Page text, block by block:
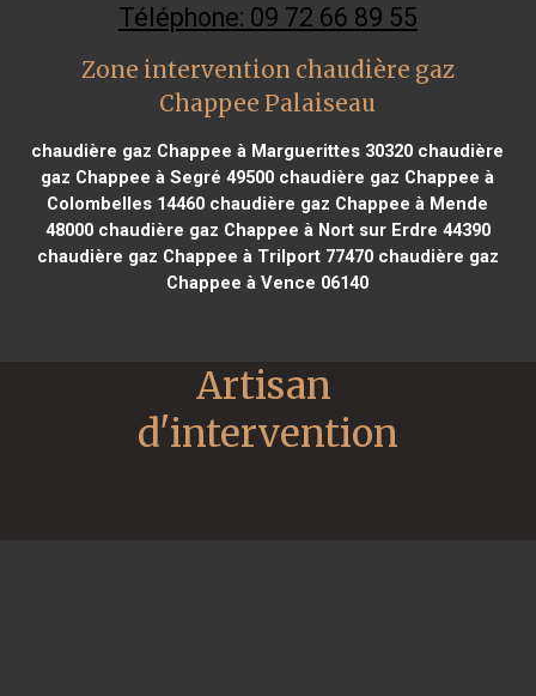
Téléphone: 09 72 66 89 55
Zone intervention chaudière gaz
Chappee Palaiseau
chaudière gaz Chappee à Marguerittes 30320 chaudière
gaz Chappee à Segré 49500 chaudière gaz Chappee à
Colombelles 14460 chaudière gaz Chappee à Mende
48000chaudière gaz Chappee à Nort sur Erdre 44390
chaudière gaz Chappee à Trilport 77470chaudière gaz
Chappee à Vence 06140
Artisan
d'intervention